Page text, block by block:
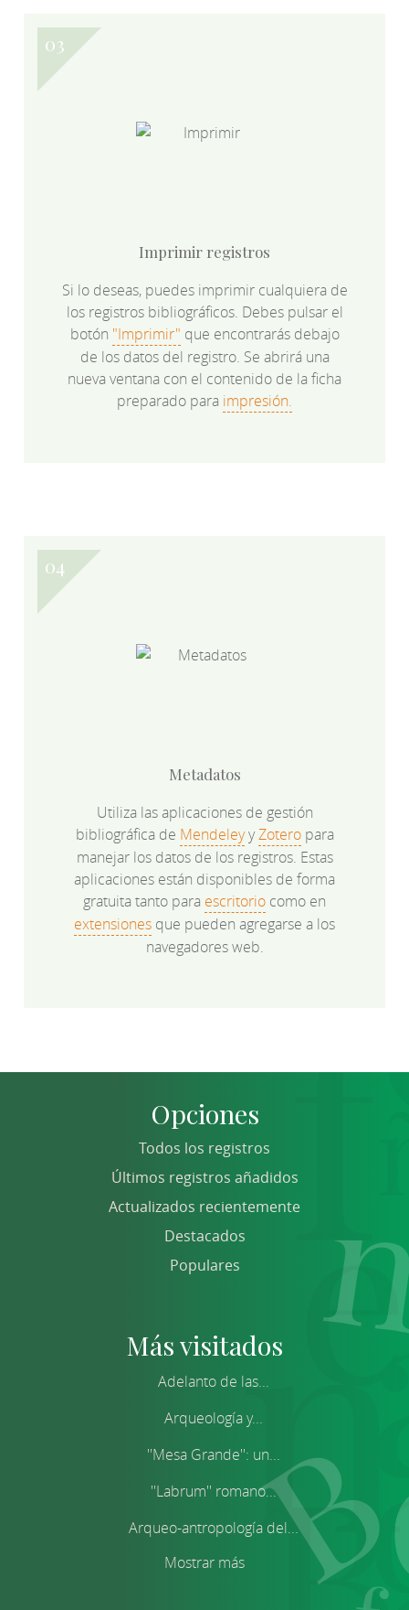
Imprimir registros
Si lo deseas, puedes imprimir cualquiera de
los registros bibliográficos. Debes pulsar el
botón "Imprimir" que encontrarás debajo
de los datos del registro. Se abrirá una
nueva ventana con el contenido de la ficha
preparado para impresión.
Metadatos
Utiliza las aplicaciones de gestión
bibliográfica de MendeleyyZoteropara
manejar los datos de los registros. Estas
aplicaciones están disponibles de forma
gratuita tanto para escritorio como en
extensiones que pueden agregarse a los
navegadores web.
Opciones
Todos los registros
Últimos registros añadidos
Actualizados recientemente
Destacados
Populares
Más visitados
Adelanto de las...
Arqueología y...
''Mesa Grande'': un...
''Labrum'' romano...
Arqueo-antropología del...
Mostrar más